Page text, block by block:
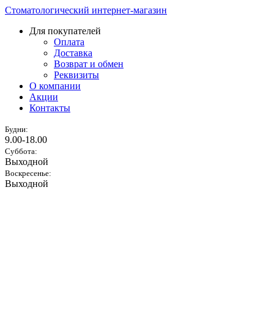
Стоматологический интернет-магазин
Для покупателей
Оплата
Доставка
Возврат и обмен
Реквизиты
О компании
Акции
Контакты
Будни:
9.00-18.00
Суббота:
Выходной
Воскресенье:
Выходной